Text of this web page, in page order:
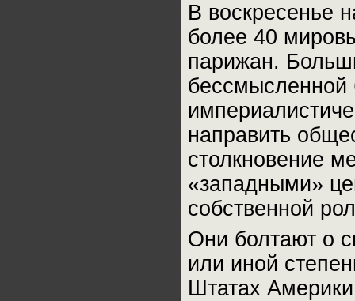
В воскресенье
более 40
парижан.
бессмысленной
направить
столкновение
«западными»
собственной
Они болтают о
или иной
Штатах